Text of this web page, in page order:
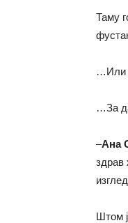
Таму
…Или
…За
–Ана
здрав
Штом